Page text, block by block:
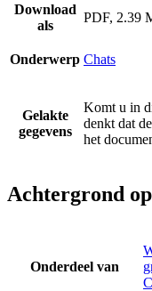
Download
als
PDF, 2.39
Onderwerp Chats
Gelakte
gegevens
Komt u in
denkt dat
het
Achtergrond
Onderdeel van